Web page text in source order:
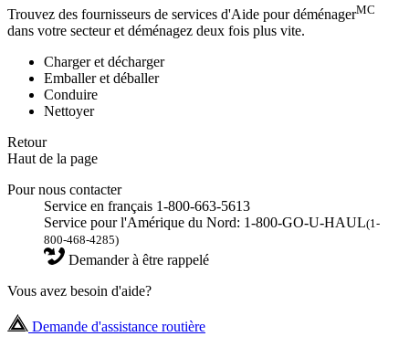
Trouvez des fournisseurs de services d'Aide pour déménagerMC
dans votre secteur et déménagez deux fois plus vite.
Charger et décharger
Emballer et déballer
Conduire
Nettoyer
Retour
Haut de la page
Pour nous contacter
Service en français 1-800-663-5613
Service pour l'Amérique du Nord: 1-800-GO-U-HAUL(1-
800-468-4285)
Demander à être rappelé
Vous avez besoin d'aide?
Demande d'assistance routière